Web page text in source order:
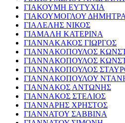
ΓΙΑΚΟΥΜΗ ΕΥΤΥΧΙΑ
ΓΙΑΚΟΥΜΟΓΛΟΥ
ΓΙΑΛΕΛΗΣ ΝΙΚΟΣ
ΓΙΑΜΑΛΗ ΚΑΤΕΡΙΝΑ
ΓΙΑΝΝΑΚΑΚΟΣ ΓΙΩΡΓΟΣ
ΓΙΑΝΝΑΚΟΠΟΥΛΟΣ
ΓΙΑΝΝΑΚΟΠΟΥΛΟΣ
ΓΙΑΝΝΑΚΟΠΟΥΛΟΣ
ΓΙΑΝΝΑΚΟΠΟΥΛΟΥ
ΓΙΑΝΝΑΚΟΣ ΑΝΤΩΝΗΣ
ΓΙΑΝΝΑΚΟΣ ΣΤΕΛΙΟΣ
ΓΙΑΝΝΑΡΗΣ ΧΡΗΣΤΟΣ
ΓΙΑΝΝΑΤΟΥ ΣΑΒΒΙΝΑ